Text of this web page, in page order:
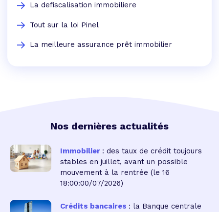
La defiscalisation immobiliere
Tout sur la loi Pinel
La meilleure assurance prêt immobilier
Nos dernières actualités
Immobilier : des taux de crédit toujours
stables en juillet, avant un possible
mouvement à la rentrée (le 16
18:00:00/07/2026)
Crédits bancaires : la Banque centrale